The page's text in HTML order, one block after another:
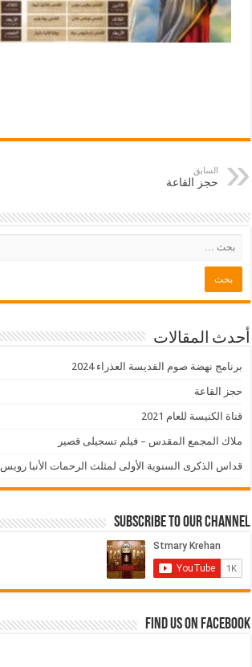
السابق
حجز القاعة
أحدث المقالات
برنامج نهضة صوم القديسة العذراء 2024
حجز القاعة
قناة الكنيسة للعام 2021
ملاك المجمع المقدس – فيلم تسجيلى قصير
قداس الذكرى السنوية الأولى لمثلث الرحمات الأنبا رويس
Subscribe to our Channel
Find us on Facebook